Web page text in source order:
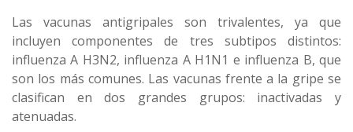
Las vacunas antigripales son trivalentes, ya que
incluyen componentes de tres subtipos distintos:
influenza A H3N2, influenza A H1N1 e influenza B, que
son los más comunes. Las vacunas frente a la gripe se
clasifican en dos grandes grupos: inactivadas y
atenuadas.